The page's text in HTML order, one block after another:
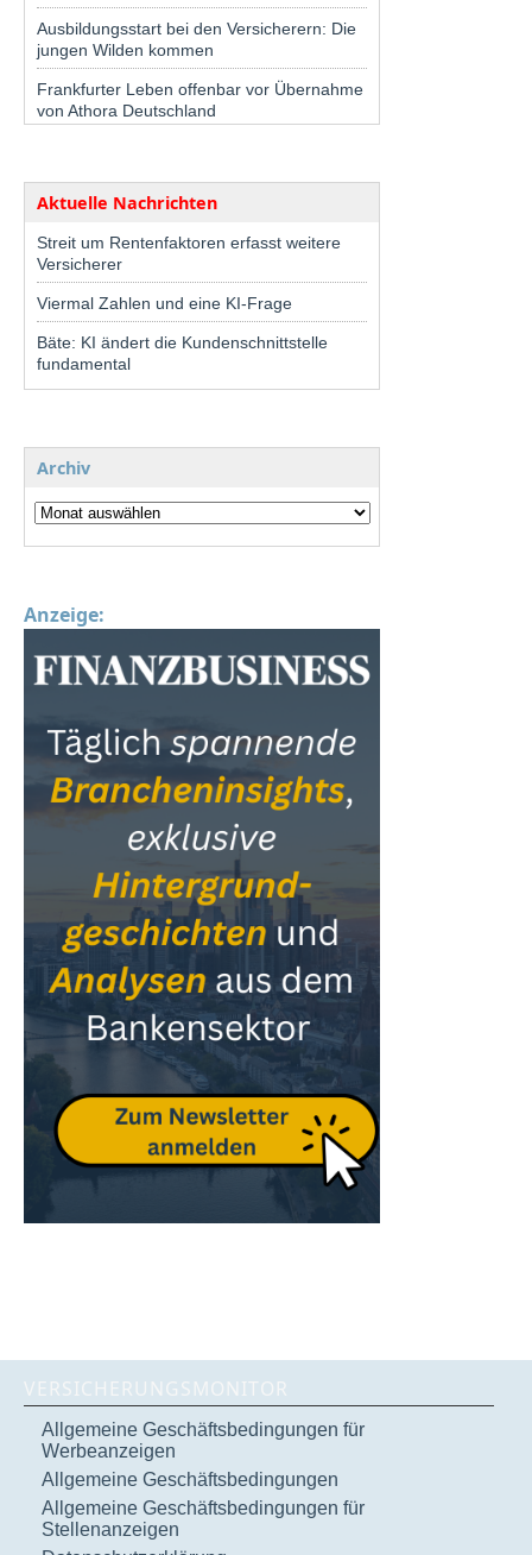
Ausbildungsstart bei den Versicherern: Die
jungen Wilden kommen
Frankfurter Leben offenbar vor Übernahme
von Athora Deutschland
Aktuelle Nachrichten
Streit um Rentenfaktoren erfasst weitere
Versicherer
Viermal Zahlen und eine KI-Frage
Bäte: KI ändert die Kundenschnittstelle
fundamental
Archiv
Anzeige:
VERSICHERUNGSMONITOR
Allgemeine Geschäftsbedingungen für
Werbeanzeigen
Allgemeine Geschäftsbedingungen
Allgemeine Geschäftsbedingungen für
Stellenanzeigen